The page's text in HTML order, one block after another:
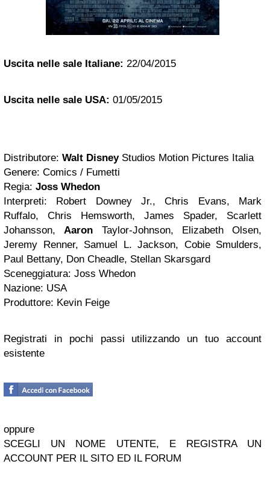
Uscita nelle sale Italiane: 22/04/2015
Uscita nelle sale USA: 01/05/2015
Distributore: Walt DisneyStudios Motion Pictures Italia
Genere: Comics / Fumetti
Regia: Joss Whedon
Interpreti: Robert Downey Jr., Chris Evans, Mark
Ruffalo, Chris Hemsworth, James Spader, Scarlett
Johansson,Aaron Taylor-Johnson, Elizabeth Olsen,
Jeremy Renner, Samuel L. Jackson, Cobie Smulders,
Paul Bettany, Don Cheadle, Stellan Skarsgard
Sceneggiatura: Joss Whedon
Nazione: USA
Produttore: Kevin Feige
Registrati in pochi passi utilizzando un tuo account
esistente
oppure
SCEGLI UN NOME UTENTE, E REGISTRA UN
ACCOUNT PER IL SITO ED IL FORUM